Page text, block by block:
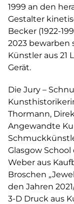
1999 an den
Gestalter
Becker (1922-
2023 bewarben
Künstler aus
Gerät.
Die Jury –
Thormann,
Angewandte
Glasgow
Weber aus
Broschen
den Jahren
3-D Druck aus